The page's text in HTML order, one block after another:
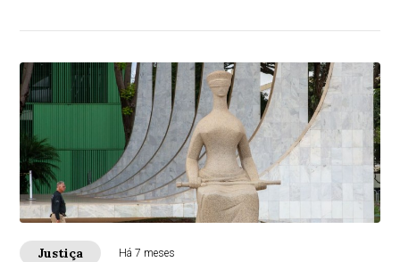
Justiça Há 7 meses